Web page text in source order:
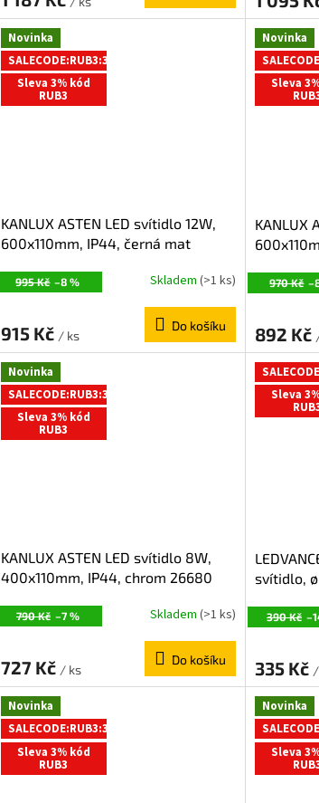
R
M
A
Novinka
SALECODE:RUB3:3:%
Sleva 3% kód
RUB3
995 Kč –8 %
KANLUX ASTEN LED svítidlo 12W,
600x110mm, IP44, černá mat
Skladem (>1 ks)
915 Kč / ks
Do košíku
Novinka
Sleva
970 Kč
KANLUX
892 Kč
Novinka
SALECODE:RUB3:3:%
Sleva 3% kód
RUB3
790 Kč –7 %
KANLUX ASTEN LED svítidlo 8W,
400x110mm, IP44, chrom 26680
Skladem (>1 ks)
727 Kč / ks
Do košíku
Sleva
390 Kč
svítidlo,
335 Kč
Novinka
SALECODE:RUB3:3:%
Sleva 3% kód
RUB3
Novinka
Sleva